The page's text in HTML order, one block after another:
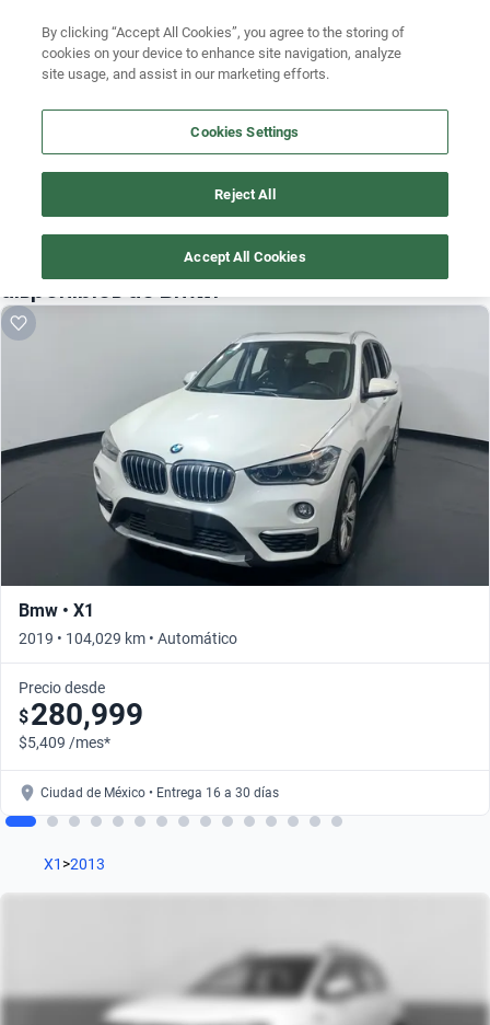
Ubicación
Busca por versión
Busca por versión
¡Vaya! Alguien más se llevó este auto pero, aquí hay más que
¡Descubre otros modelos que tenemos
disponibles de Bmw!
Bmw • X1
2019 • 104,029 km • Automático
Precio desde
$280,999
$5,409 /mes*
Ciudad de México • Entrega 16 a 30 días
X1 >2013
By clicking “Accept All Cookies”, you agree to the storing of
cookies on your device to enhance site navigation, analyze
site usage, and assist in our marketing efforts.
Cookies Settings
Reject All
Accept All Cookies